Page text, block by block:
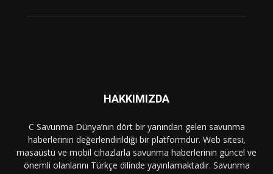
HAKKIMIZDA
C Savunma Dünya’nın dört bir yanından gelen savunma
haberlerinin değerlendirildiği bir platformdur. Web sitesi,
masaüstü ve mobil cihazlarla savunma haberlerinin güncel ve
önemli olanlarını Türkçe dilinde yayınlamaktadır. Savunma